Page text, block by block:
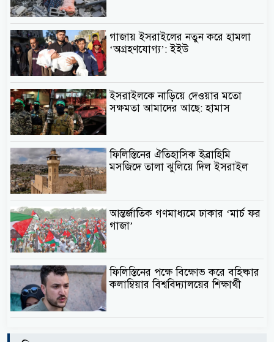
গাজায় ইসরাইলের নতুন করে হামলা
‘অগ্রহণযোগ্য’: ইইউ
ইসরাইলকে নাড়িয়ে দেওয়ার মতো
সক্ষমতা আমাদের আছে: হামাস
ফিলিস্তিনের ঐতিহাসিক ইব্রাহিমি
মসজিদে তালা ঝুলিয়ে দিল ইসরাইল
আন্তর্জাতিক গণমাধ্যমে ঢাকার ‘মার্চ ফর
গাজা’
ফিলিস্তিনের পক্ষে বিক্ষোভ করে বহিষ্কার
কলাম্বিয়ার বিশ্ববিদ্যালয়ের শিক্ষার্থী